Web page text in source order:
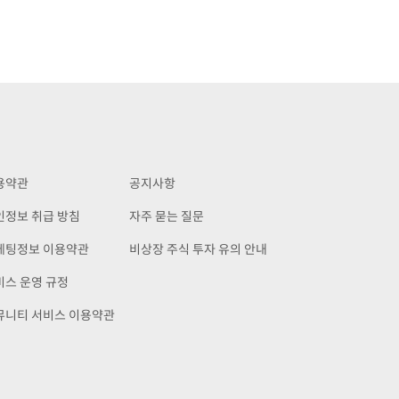
약관
정보 취급 방침
팅정보 이용약관
스 운영 규정
니티 서비스 이용약관
공지사항
자주 묻는 질문
비상장 주식 투자 유의 안내